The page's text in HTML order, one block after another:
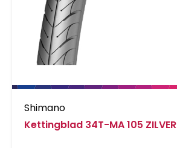
Shimano
Kettingblad 34T-MA 105 ZILVER